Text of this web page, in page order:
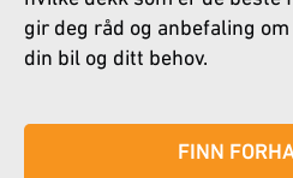
gir deg råd og anbefaling
din bil og ditt behov.
FINN